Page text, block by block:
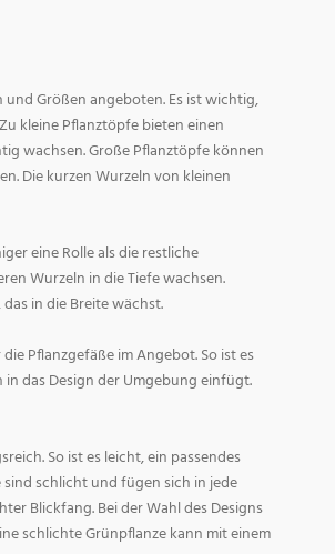
und Größen angeboten. Es ist wichtig,
kleine Pflanztöpfe bieten einen
wachsen. Große Pflanztöpfe können
Die kurzen Wurzeln von kleinen
eine Rolle als die restliche
Wurzeln in die Tiefe wachsen.
in die Breite wächst.
Pflanzgefäße im Angebot. So ist es
das Design der Umgebung einfügt.
So ist es leicht, ein passendes
schlicht und fügen sich in jede
Blickfang. Bei der Wahl des Designs
schlichte Grünpflanze kann mit einem